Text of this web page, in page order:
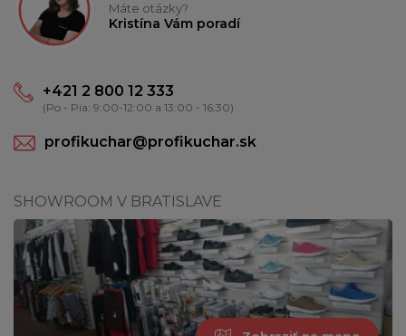
Máte otázky?
Kristína Vám poradí
+421 2 800 12 333
(Po - Pia: 9:00-12:00 a 13:00 - 16:30)
profikuchar@profikuchar.sk
SHOWROOM V BRATISLAVE